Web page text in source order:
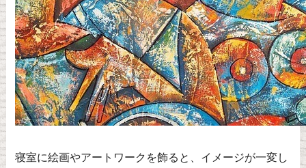
寝室に絵画やアートワークを飾ると、イメージが一変し